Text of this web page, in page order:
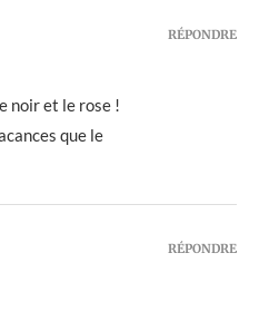
noir et le rose !
que le
RÉPONDRE
RÉPONDRE